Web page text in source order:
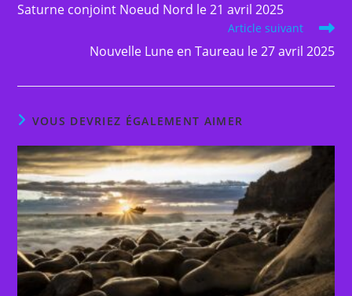
articles
Saturne conjoint Noeud Nord le 21 avril 2025
Article suivant
Nouvelle Lune en Taureau le 27 avril 2025
VOUS DEVRIEZ ÉGALEMENT AIMER